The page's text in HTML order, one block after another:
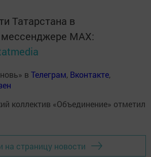
Татарстана в
MАХ:
в Телеграм, Вконтакте,
на страницу новости